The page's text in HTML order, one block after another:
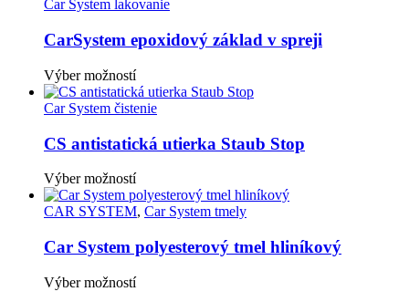
Car System lakovanie
CarSystem epoxidový základ v spreji
Výber možnostíTento
produkt
má
variantov.
Možnosti
si
môžete
vybrať
na
stránke
produktu.
Car System čistenie
CS antistatická utierka Staub Stop
Výber možnostíTento
produkt
má
variantov.
Možnosti
si
môžete
CAR SYSTEM, Car System tmely
Car System polyesterový tmel hliníkový
Výber možnostíTento